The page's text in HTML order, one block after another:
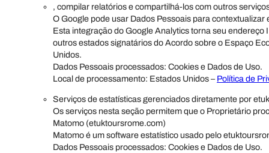
, compilar relatórios e compartilhá-los com outros
O Google pode usar Dados Pessoais para
Esta integração do Google Analytics torna seu
outros estados signatários do Acordo sobre o Espaço
Unidos.
Dados Pessoais processados: Cookies e Dados de Uso.
Local de processamento: Estados Unidos – Política de
Serviços de estatísticas gerenciados diretamente por
Os serviços nesta seção permitem que o Proprietário
Matomo (etuktoursrome.com)
Matomo é um software estatístico usado pelo
Dados Pessoais processados: Cookies e Dados de Uso.